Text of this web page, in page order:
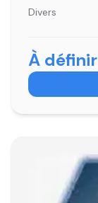
Divers
À définir